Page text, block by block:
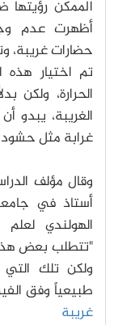
أظهرت عدم
حضارات غريبة،
تم اختيار هذه
الحرارة، ولكن
الغريبة، يبدو
غرابة مثل حشود
وقال مؤلف
أستاذ في
الهولندي
"تتطلب بعض هذه
ولكن تلك
طبيعياً وفق
غريبة